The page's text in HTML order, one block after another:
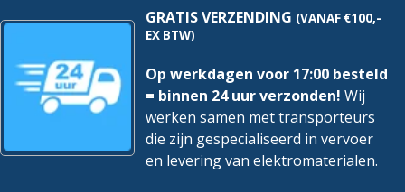
GRATIS VERZENDING (VANAF €100,-
EX BTW)
Op werkdagen voor 17:00 besteld
= binnen 24 uur verzonden! Wij
werken samen met transporteurs
die zijn gespecialiseerd in vervoer
en levering van elektromaterialen.